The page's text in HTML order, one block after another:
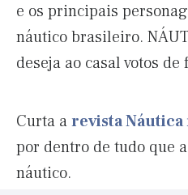
e os principais
náutico brasileiro.
deseja ao casal votos
Curta arevista
por dentro de tudo que
náutico.